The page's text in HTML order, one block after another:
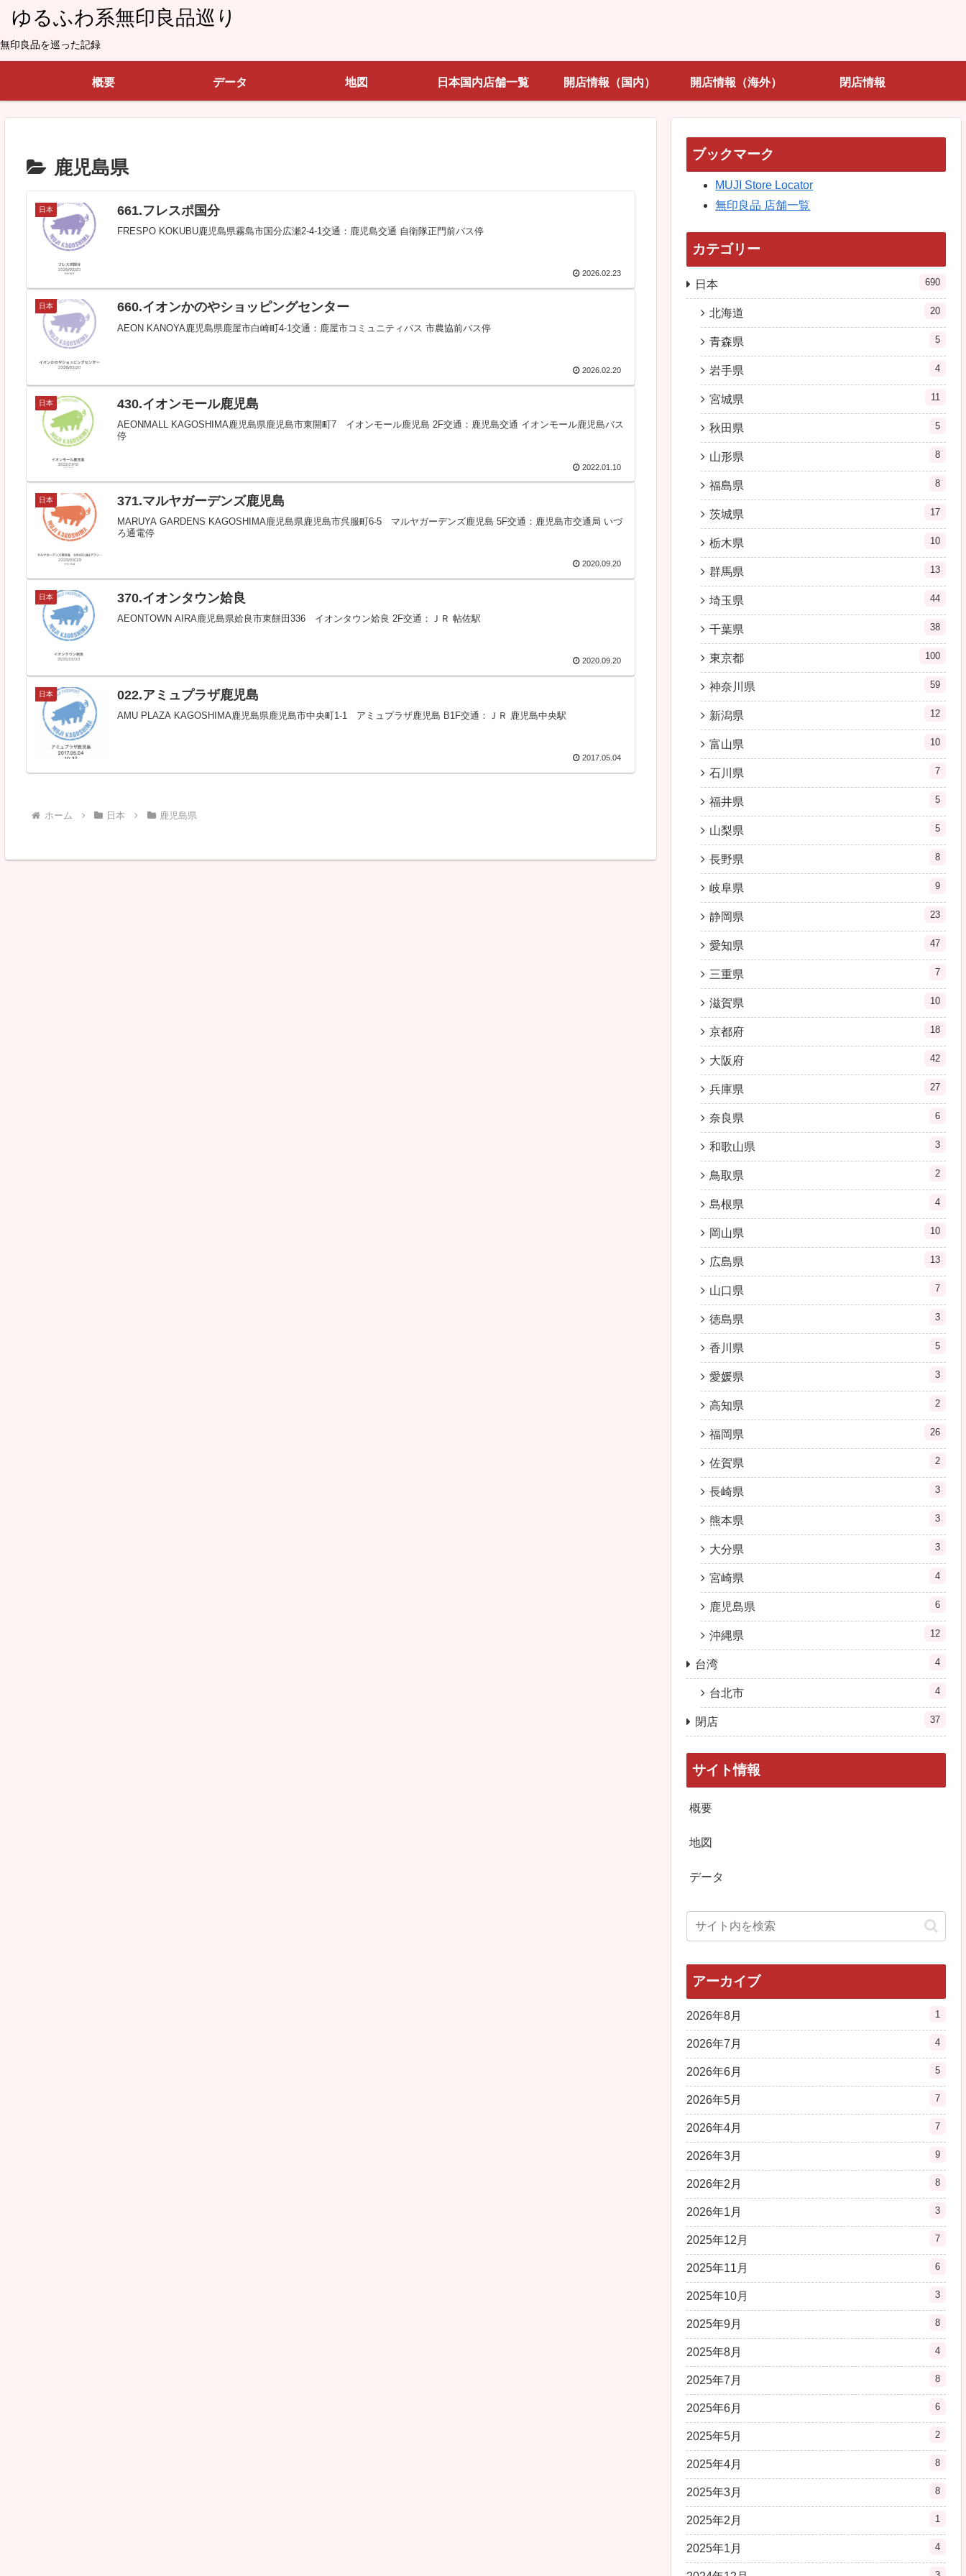
ゆるふわ系無印良品巡り
無印良品を巡った記録
概要 データ 地図 日本国内店舗一覧 開店情報（国内） 開店情報（海外） 閉店情報
鹿児島県
日本 661.フレスポ国分
FRESPO KOKUBU鹿児島県霧島市国分広瀬2-4-1交通：鹿児島交通 自衛隊正門前バス停
2026.02.23
日本 660.イオンかのやショッピングセンター
AEON KANOYA鹿児島県鹿屋市白崎町4-1交通：鹿屋市コミュニティバス 市農協前バス停
2026.02.20
日本 430.イオンモール鹿児島
AEONMALL KAGOSHIMA鹿児島県鹿児島市東開町7 イオンモール鹿児島 2F交通：鹿児島交通 イオンモール鹿児島バス
停
2022.01.10
日本 371.マルヤガーデンズ鹿児島
MARUYA GARDENS KAGOSHIMA鹿児島県鹿児島市呉服町6-5 マルヤガーデンズ鹿児島 5F交通：鹿児島市交通局 いづ
ろ通電停
2020.09.20
日本 370.イオンタウン姶良
AEONTOWN AIRA鹿児島県姶良市東餅田336 イオンタウン姶良 2F交通：ＪＲ 帖佐駅
2020.09.20
日本 022.アミュプラザ鹿児島
AMU PLAZA KAGOSHIMA鹿児島県鹿児島市中央町1-1 アミュプラザ鹿児島 B1F交通：ＪＲ 鹿児島中央駅
2017.05.04
ホーム 日本 鹿児島県
ブックマーク
MUJI Store Locator
無印良品 店舗一覧
カテゴリー
日本 690
北海道 20
青森県 5
岩手県 4
宮城県 11
秋田県 5
山形県 8
福島県 8
茨城県 17
栃木県 10
群馬県 13
埼玉県 44
千葉県 38
東京都 100
神奈川県 59
新潟県 12
富山県 10
石川県 7
福井県 5
山梨県 5
長野県 8
岐阜県 9
静岡県 23
愛知県 47
三重県 7
滋賀県 10
京都府 18
大阪府 42
兵庫県 27
奈良県 6
和歌山県 3
鳥取県 2
島根県 4
岡山県 10
広島県 13
山口県 7
徳島県 3
香川県 5
愛媛県 3
高知県 2
福岡県 26
佐賀県 2
長崎県 3
熊本県 3
大分県 3
宮崎県 4
鹿児島県 6
沖縄県 12
台湾 4
台北市 4
閉店 37
サイト情報
概要
地図
データ
アーカイブ
2026年8月 1
2026年7月 4
2026年6月 5
2026年5月 7
2026年4月 7
2026年3月 9
2026年2月 8
2026年1月 3
2025年12月 7
2025年11月 6
2025年10月 3
2025年9月 8
2025年8月 4
2025年7月 8
2025年6月 6
2025年5月 2
2025年4月 8
2025年3月 8
2025年2月 1
2025年1月 4